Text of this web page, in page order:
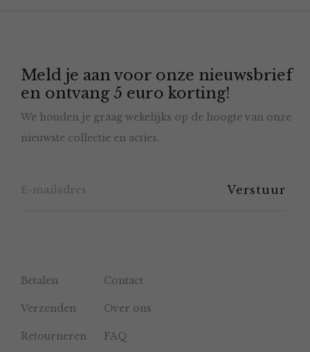
Meld je aan voor onze nieuwsbrief
en ontvang 5 euro korting!
We houden je graag wekelijks op de hoogte van onze
nieuwste collectie en acties.
Betalen Contact
Verzenden Over ons
Retourneren FAQ